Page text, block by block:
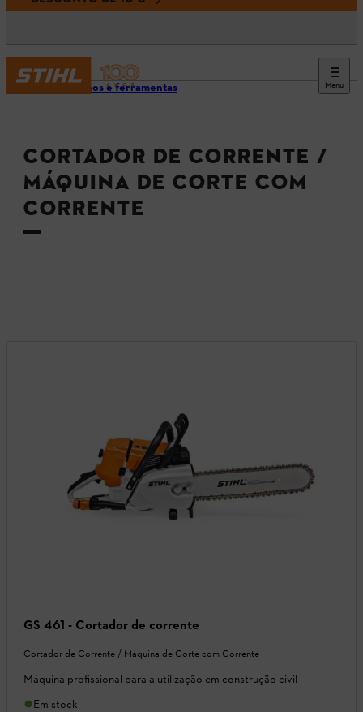
Menu
Aparelhos e ferramentas
CORTADOR DE CORRENTE /
MÁQUINA DE CORTE COM
CORRENTE
GS 461 - Cortador de corrente
Cortador de Corrente / Máquina de Corte com Corrente
Máquina profissional para a utilização em construção civil
Em stock